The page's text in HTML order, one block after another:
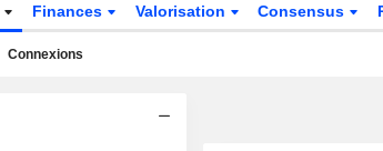
Finances Valorisation Consensus
Connexions